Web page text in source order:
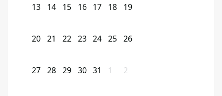
13 14 15 16 17 18 19
20 21 22 23 24 25 26
27 28 29 30 31 1 2